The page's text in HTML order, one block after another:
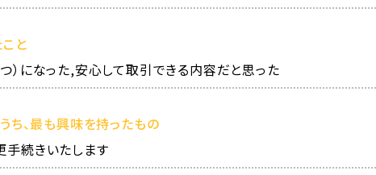
と
）になった,安心して取引できる内容だと思った
ち、最も興味を持ったもの
続きいたします